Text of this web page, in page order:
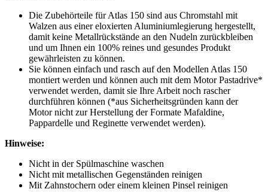
Die Zubehörteile für Atlas 150 sind aus Chromstahl mit
Walzen aus einer eloxierten Aluminiumlegierung hergestellt,
damit keine Metallrückstände an den Nudeln zurückbleiben
und um Ihnen ein 100% reines und gesundes Produkt
gewährleisten zu können.
Sie können einfach und rasch auf den Modellen Atlas 150
montiert werden und können auch mit dem Motor Pastadrive*
verwendet werden, damit sie Ihre Arbeit noch rascher
durchführen können (*aus Sicherheitsgründen kann der
Motor nicht zur Herstellung der Formate Mafaldine,
Pappardelle und Reginette verwendet werden).
Hinweise:
Nicht in der Spülmaschine waschen
Nicht mit metallischen Gegenständen reinigen
Mit Zahnstochern oder einem kleinen Pinsel reinigen